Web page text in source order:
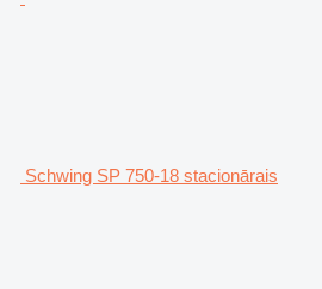
Schwing SP 750-18 stacionārais